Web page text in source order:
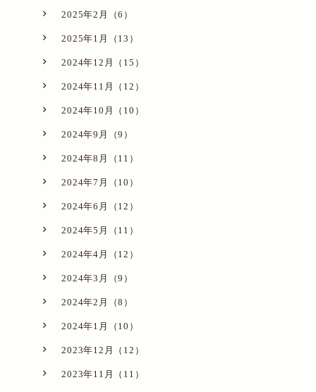
2025年2月（6）
2025年1月（13）
2024年12月（15）
2024年11月（12）
2024年10月（10）
2024年9月（9）
2024年8月（11）
2024年7月（10）
2024年6月（12）
2024年5月（11）
2024年4月（12）
2024年3月（9）
2024年2月（8）
2024年1月（10）
2023年12月（12）
2023年11月（11）